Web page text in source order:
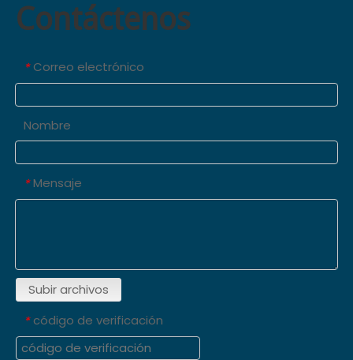
Contáctenos
* Correo electrónico
Nombre
* Mensaje
Subir archivos
* código de verificación